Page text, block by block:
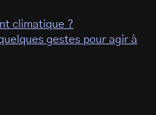
climatique ?
gestes pour agir à